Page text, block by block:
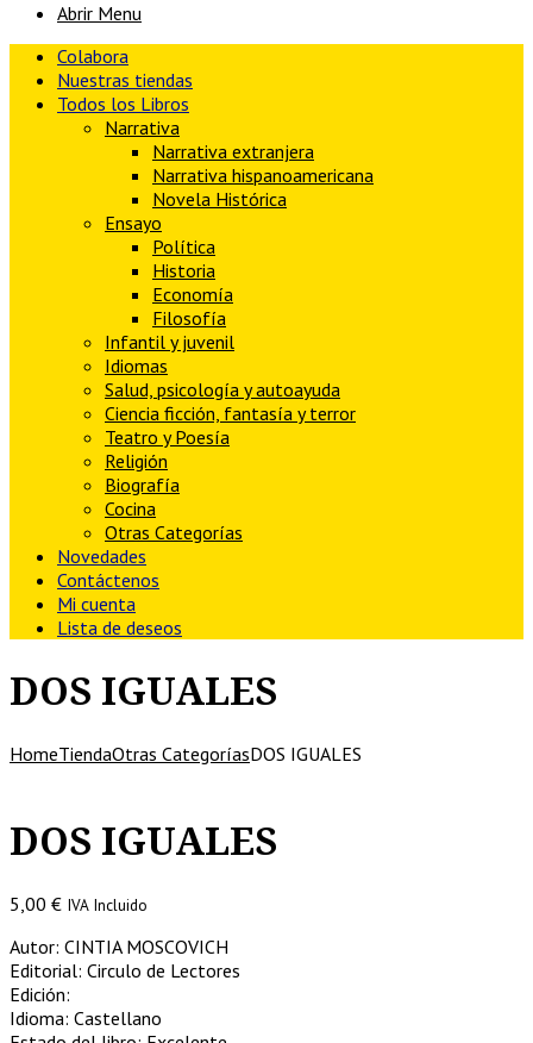
Abrir Menu
Colabora
Nuestras tiendas
Todos los Libros
Narrativa
Narrativa extranjera
Narrativa hispanoamericana
Novela Histórica
Ensayo
Política
Historia
Economía
Filosofía
Infantil y juvenil
Idiomas
Salud, psicología y autoayuda
Ciencia ficción, fantasía y terror
Teatro y Poesía
Religión
Biografía
Cocina
Otras Categorías
Novedades
Contáctenos
Mi cuenta
Lista de deseos
DOS IGUALES
HomeTiendaOtras CategoríasDOS IGUALES
DOS IGUALES
5,00 € IVA Incluido
Autor: CINTIA MOSCOVICH
Editorial: Circulo de Lectores
Edición:
Idioma: Castellano